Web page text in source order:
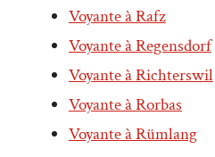
Voyante à Rafz
Voyante à Regensdorf
Voyante à Richterswil
Voyante à Rorbas
Voyante à Rümlang